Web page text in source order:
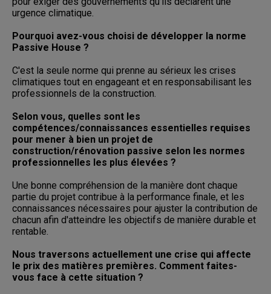
urgence climatique.
Pourquoi avez-vous choisi de développer la norme
Passive House ?
C'est la seule norme qui prenne au sérieux les crises
climatiques tout en engageant et en responsabilisant les
professionnels de la construction.
Selon vous, quelles sont les
compétences/connaissances essentielles requises
pour mener à bien un projet de
construction/rénovation passive selon les normes
professionnelles les plus élevées ?
Une bonne compréhension de la manière dont chaque
partie du projet contribue à la performance finale, et les
connaissances nécessaires pour ajuster la contribution de
chacun afin d'atteindre les objectifs de manière durable et
rentable.
Nous traversons actuellement une crise qui affecte
le prix des matières premières. Comment faites-
vous face à cette situation ?